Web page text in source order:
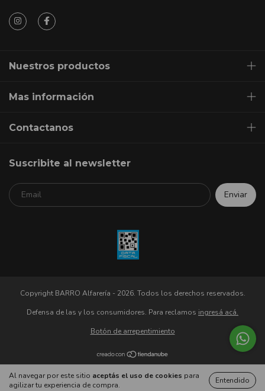
Al navegar por este sitio aceptás el uso de cookies para
agilizar tu experiencia de compra.
Entendido
Nuestros productos
Mas información
Contactanos
Suscribite al newsletter
Copyright BARRO Alfarería - 2026. Todos los derechos reservados.
Defensa de las y los consumidores. Para reclamos ingresá acá.
Botón de arrepentimiento